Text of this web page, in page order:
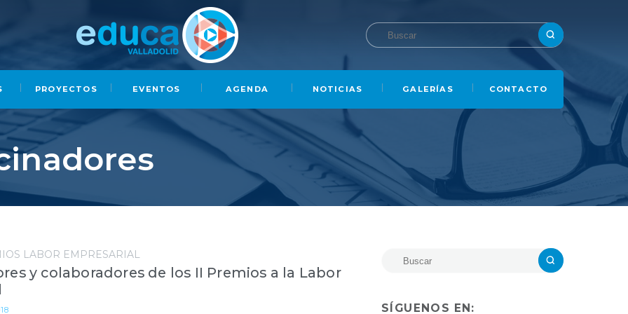
PROYECTOS EVENTOS AGENDA NOTICIAS GALERÍAS CONTACTO
LABOR EMPRESARIAL
y colaboradores de los II Premios a la Labor
SÍGUENOS EN: